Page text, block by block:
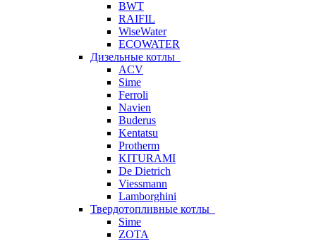
BWT
RAIFIL
WiseWater
ECOWATER
Дизельные котлы
ACV
Sime
Ferroli
Navien
Buderus
Kentatsu
Protherm
KITURAMI
De Dietrich
Viessmann
Lamborghini
Твердотопливные котлы
Sime
ZOTA